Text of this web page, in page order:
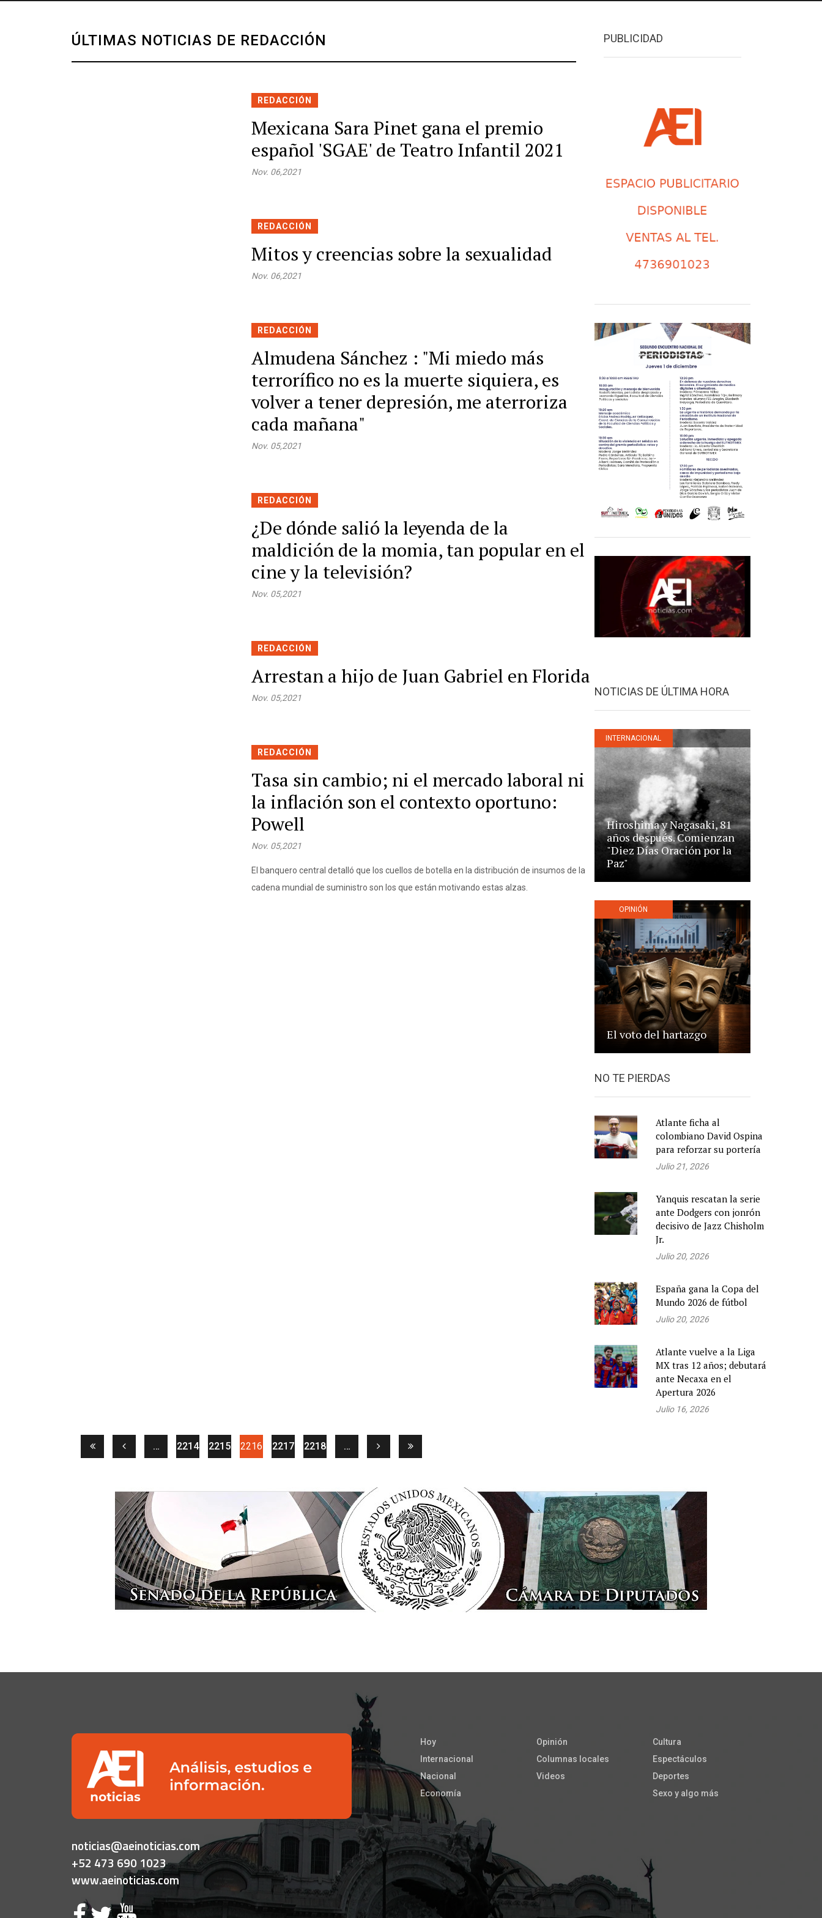
ÚLTIMAS NOTICIAS DE REDACCIÓN
REDACCIÓN
Mexicana Sara Pinet gana el premio
español 'SGAE' de Teatro Infantil 2021
Nov. 06,2021
REDACCIÓN
Mitos y creencias sobre la sexualidad
Nov. 06,2021
REDACCIÓN
Almudena Sánchez : "Mi miedo más
terrorífico no es la muerte siquiera, es
volver a tener depresión, me aterroriza
cada mañana"
Nov. 05,2021
REDACCIÓN
¿De dónde salió la leyenda de la
maldición de la momia, tan popular en el
cine y la televisión?
Nov. 05,2021
REDACCIÓN
Arrestan a hijo de Juan Gabriel en Florida
Nov. 05,2021
REDACCIÓN
Tasa sin cambio; ni el mercado laboral ni
la inflación son el contexto oportuno:
Powell
Nov. 05,2021
El banquero central detalló que los cuellos de botella en la distribución de insumos de la
cadena mundial de suministro son los que están motivando estas alzas.
PUBLICIDAD
NOTICIAS DE ÚLTIMA HORA
INTERNACIONAL
Hiroshima y Nagasaki, 81
años después. Comienzan
"Diez Días Oración por la
Paz"
OPINIÓN
El voto del hartazgo
NO TE PIERDAS
Atlante ficha al
colombiano David Ospina
para reforzar su portería
Julio 21, 2026
Yanquis rescatan la serie
ante Dodgers con jonrón
decisivo de Jazz Chisholm
Jr.
Julio 20, 2026
España gana la Copa del
Mundo 2026 de fútbol
Julio 20, 2026
Atlante vuelve a la Liga
MX tras 12 años; debutará
ante Necaxa en el
Apertura 2026
Julio 16, 2026
… 2214 2215 2216 (current)
2217 2218 …
noticias@aeinoticias.com
+52 473 690 1023
www.aeinoticias.com
Hoy
Internacional
Nacional
Economía
Opinión
Columnas locales
Videos
Cultura
Espectáculos
Deportes
Sexo y algo más